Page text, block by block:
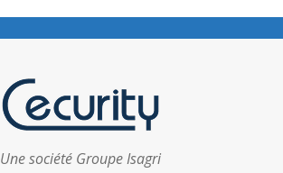
Une société Groupe Isagri